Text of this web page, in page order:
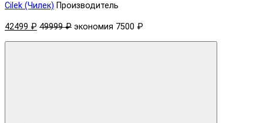
Cilek (Чилек) Производитель
42499 ₽ 49999 ₽ экономия 7500 ₽